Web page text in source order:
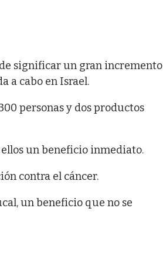
significar un gran incremento
a cabo en Israel.
personas y dos productos
ellos un beneficio inmediato.
contra el cáncer.
un beneficio que no se